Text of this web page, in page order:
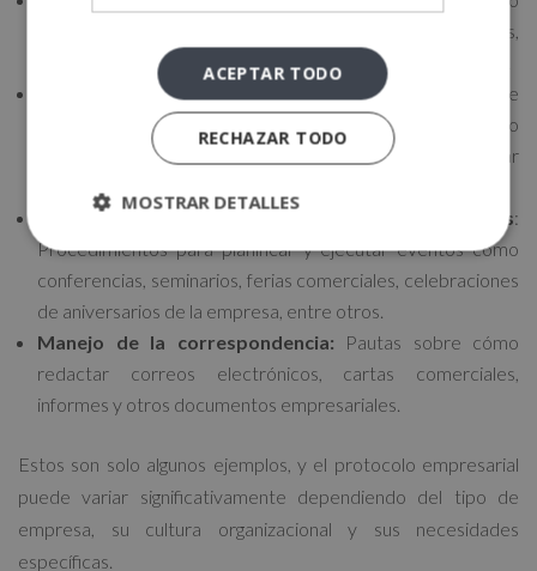
de recursos empresariales como equipos informáticos,
vehículos de la empresa, materiales de oficina, entre otros.
Protocolo en la jerarquía empresarial
: Definición de
cómo dirigirse y tratar a superiores, compañeros de trabajo
y subordinados, así como las formas apropiadas de abordar
Organización de eventos corporativos:
Procedimientos para planificar y ejecutar eventos como
conferencias, seminarios, ferias comerciales, celebraciones
de aniversarios de la empresa, entre otros.
Manejo de la correspondencia: Pautas sobre cómo
redactar correos electrónicos, cartas comerciales,
informes y otros documentos empresariales.
Estos son solo algunos ejemplos, y el protocolo empresarial
puede variar significativamente dependiendo del tipo de
empresa, su cultura organizacional y sus necesidades
específicas.
ACEPTAR TODO
RECHAZAR TODO
MOSTRAR DETALLES